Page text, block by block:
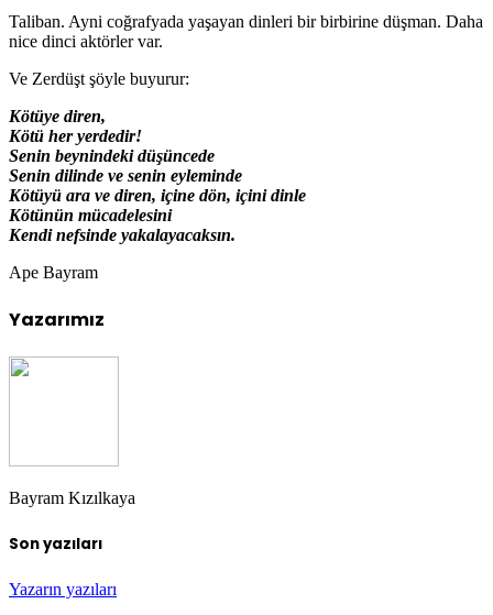
Taliban. Ayni coğrafyada yaşayan dinleri bir birbirine düşman. Daha
nice dinci aktörler var.
Ve Zerdüşt şöyle buyurur:
Kötüye diren,
Kötü her yerdedir!
Senin beynindeki düşüncede
Senin dilinde ve senin eyleminde
Kötüyü ara ve diren, içine dön, içini dinle
Kötünün mücadelesini
Kendi nefsinde yakalayacaksın.
Ape Bayram
Yazarımız
Bayram Kızılkaya
Son yazıları
Yazarın yazıları